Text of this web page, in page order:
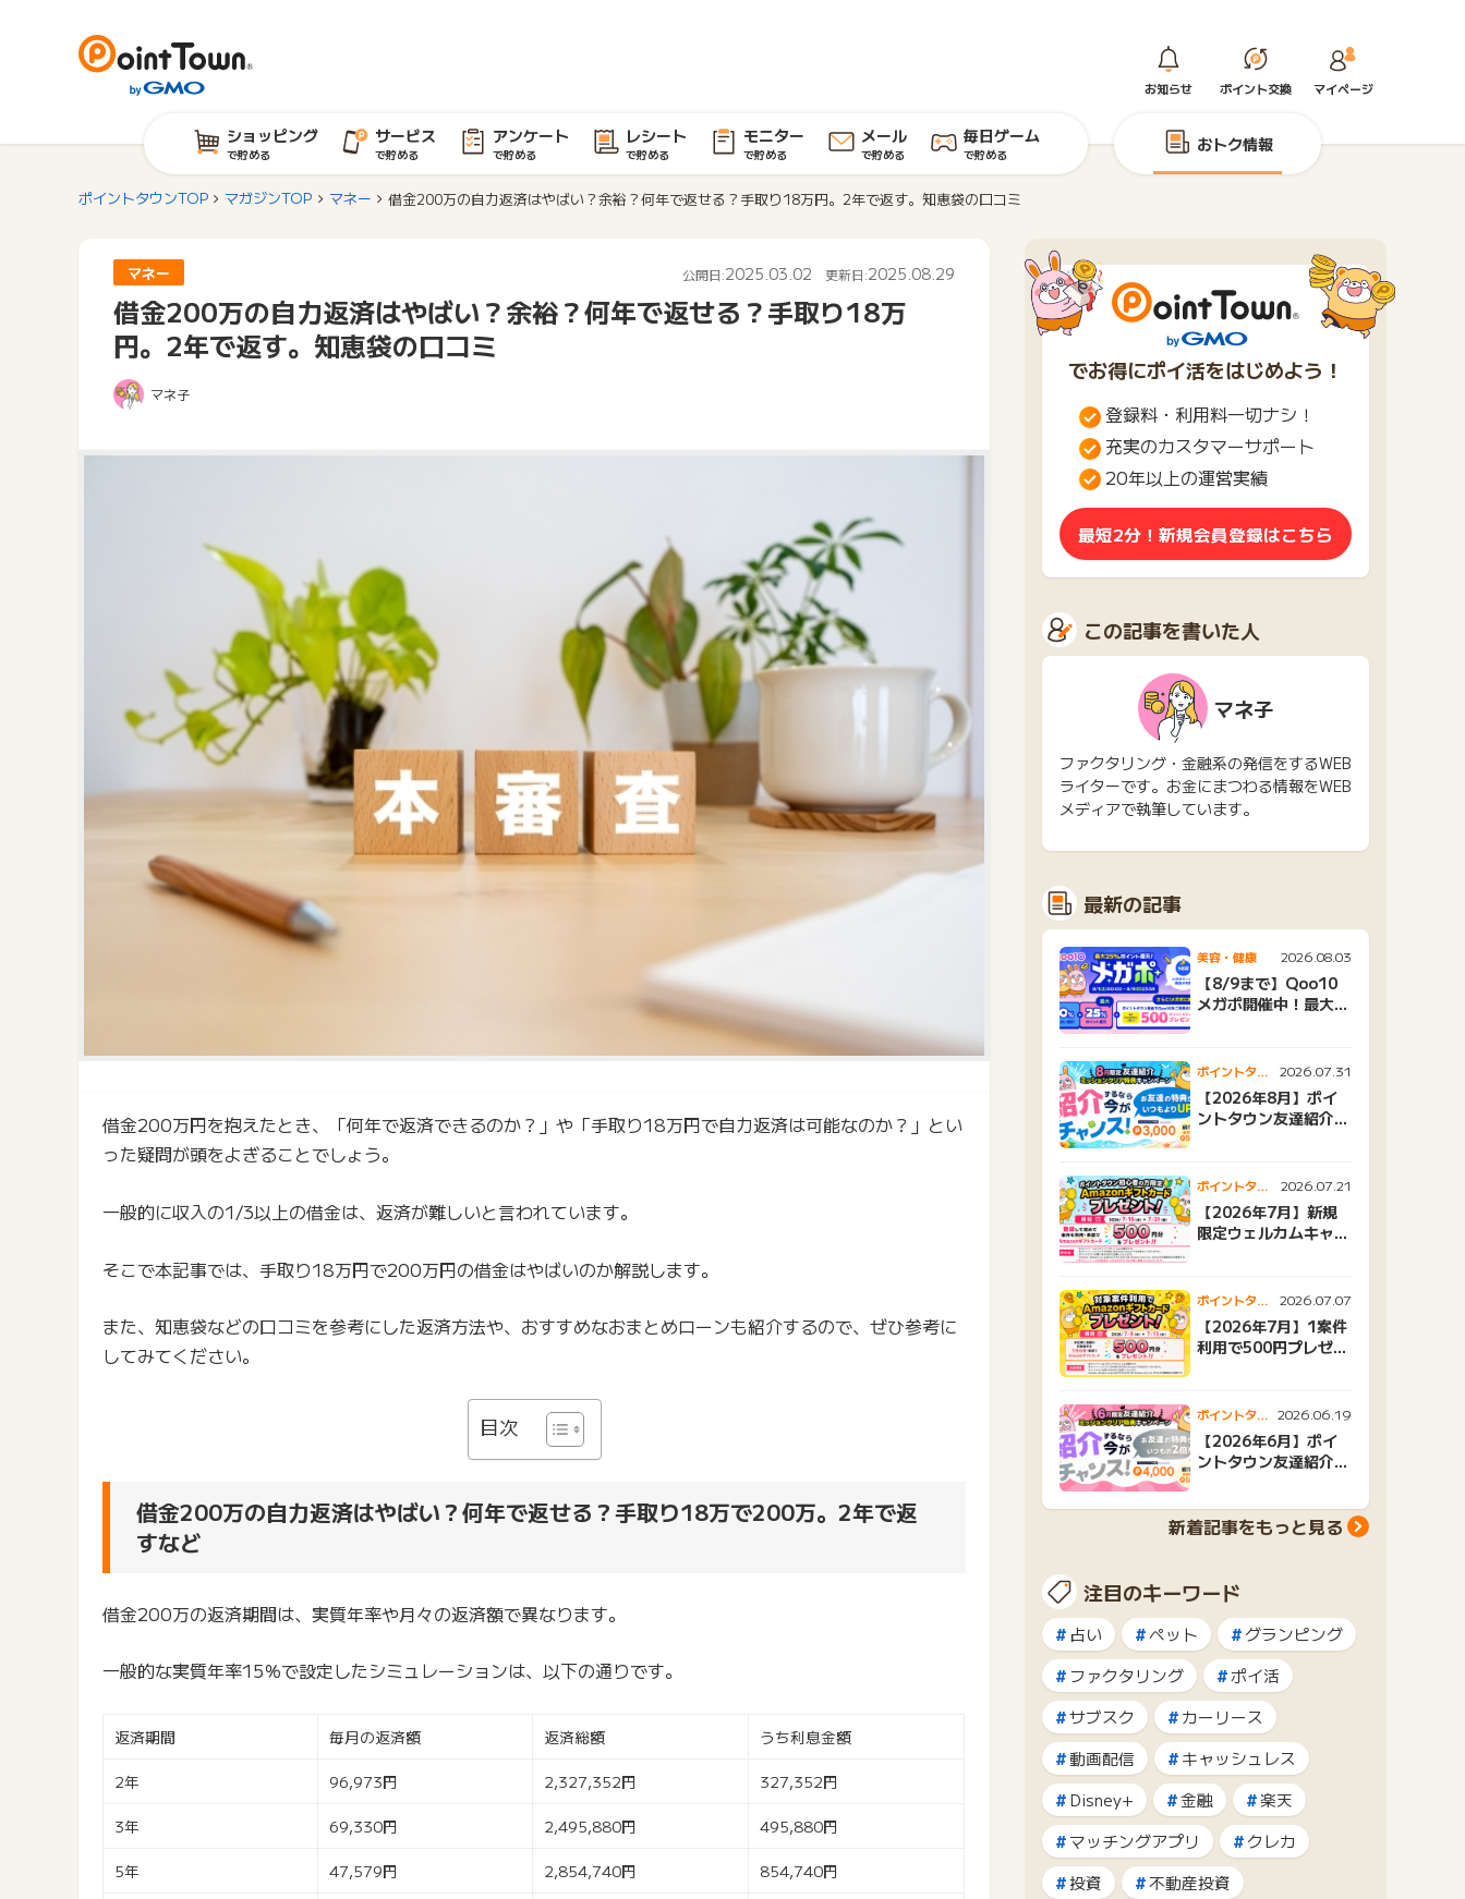
お知らせ ポイント交換 マイページ
ショッピング
で貯める
サービス
で貯める
アンケート
で貯める
レシート
で貯める
モニター
で貯める
メール
で貯める
毎日ゲーム
で貯める おトク情報
ポイントタウンTOP マガジンTOP マネー 借金200万の自力返済はやばい？余裕？何年で返せる？手取り18万円。2年で返す。知恵袋の口コミ
マネー 公開日:2025.03.02 更新日:2025.08.29
借金200万の自力返済はやばい？余裕？何年で返せる？手取り18万
円。2年で返す。知恵袋の口コミ
マネ子
借金200万円を抱えたとき、「何年で返済できるのか？」や「手取り18万円で自力返済は可能なのか？」とい
った疑問が頭をよぎることでしょう。
一般的に収入の1/3以上の借金は、返済が難しいと言われています。
そこで本記事では、手取り18万円で200万円の借金はやばいのか解説します。
また、知恵袋などの口コミを参考にした返済方法や、おすすめなおまとめローンも紹介するので、ぜひ参考に
してみてください。
目次
借金200万の自力返済はやばい？何年で返せる？手取り18万で200万。2年で返
すなど
借金200万の返済期間は、実質年率や月々の返済額で異なります。
一般的な実質年率15％で設定したシミュレーションは、以下の通りです。
返済期間 毎月の返済額 返済総額 うち利息金額
2年 96,973円 2,327,352円 327,352円
3年 69,330円 2,495,880円 495,880円
5年 47,579円 2,854,740円 854,740円
でお得にポイ活をはじめよう！
登録料・利用料一切ナシ！
充実のカスタマーサポート
20年以上の運営実績
最短2分！新規会員登録はこちら
この記事を書いた人
マネ子
ファクタリング・金融系の発信をするWEB
ライターです。お金にまつわる情報をWEB
メディアで執筆しています。
最新の記事
美容・健康 2026.08.03
【8/9まで】Qoo10
メガポ開催中！最大
ポイントタウ
ンニュース
2026.07.31
【2026年8月】ポイ
ントタウン友達紹介キ
ポイントタウ
ンニュース
2026.07.21
【2026年7月】新規
限定ウェルカムキャン
ポイントタウ
ンニュース
2026.07.07
【2026年7月】1案件
利用で500円プレゼン
ポイントタウ
ンニュース
2026.06.19
【2026年6月】ポイ
ントタウン友達紹介キ
新着記事をもっと見る
注目のキーワード
占い ペット
グランピング
ファクタリング
ポイ活
サブスク
カーリース
動画配信
キャッシュレス
Disney+
金融
楽天
マッチングアプリ
クレカ
投資
不動産投資